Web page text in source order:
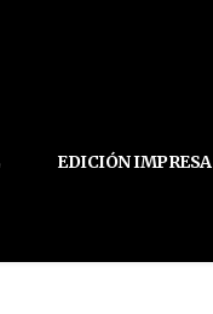
EDICIÓN IMPRESA